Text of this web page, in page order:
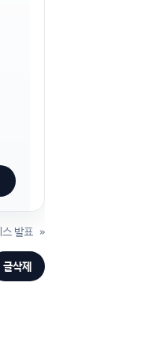
발표 »
글삭제